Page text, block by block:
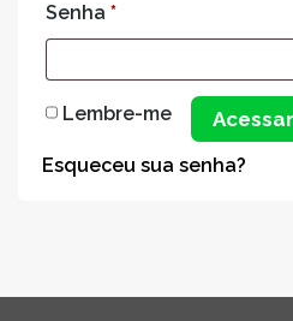
Senha *
Lembre-me Acessar
Esqueceu sua senha?